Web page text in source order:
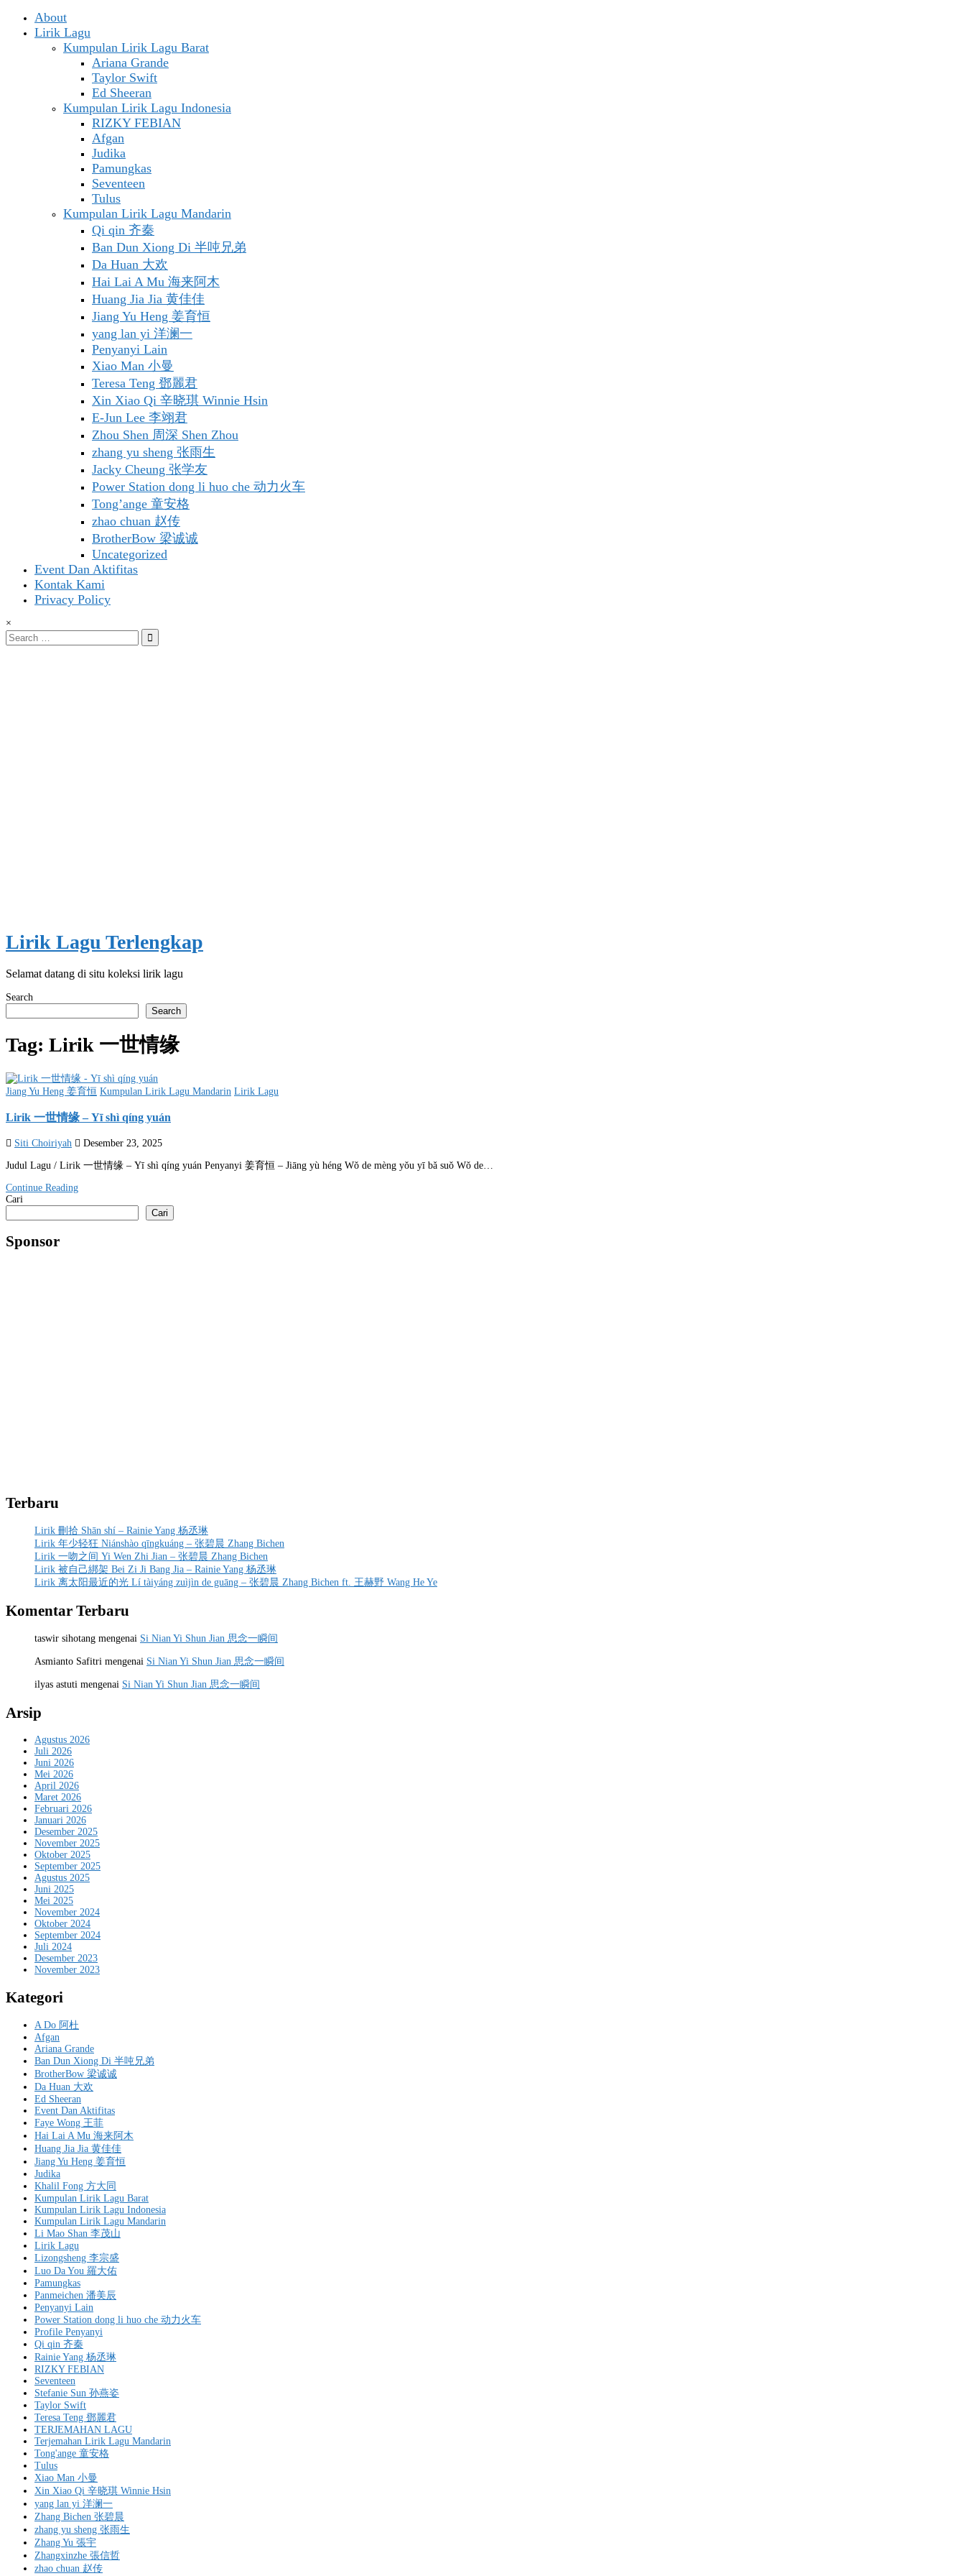
About
Lirik Lagu
Kumpulan Lirik Lagu Barat
Ariana Grande
Taylor Swift
Ed Sheeran
Kumpulan Lirik Lagu Indonesia
RIZKY FEBIAN
Afgan
Judika
Pamungkas
Seventeen
Tulus
Kumpulan Lirik Lagu Mandarin
Qi qin 齐秦
Ban Dun Xiong Di 半吨兄弟
Da Huan 大欢
Hai Lai A Mu 海来阿木
Huang Jia Jia 黄佳佳
Jiang Yu Heng 姜育恒
yang lan yi 洋澜一
Penyanyi Lain
Xiao Man 小曼
Teresa Teng 鄧麗君
Xin Xiao Qi 辛晓琪 Winnie Hsin
E-Jun Lee 李翊君
Zhou Shen 周深 Shen Zhou
zhang yu sheng 张雨生
Jacky Cheung 张学友
Power Station dong li huo che 动力火车
Tong’ange 童安格
zhao chuan 赵传
BrotherBow 梁诚诚
Uncategorized
Event Dan Aktifitas
Kontak Kami
Privacy Policy
×
Search
for:
Lirik Lagu Terlengkap
Selamat datang di situ koleksi lirik lagu
Search
Search
Tag: Lirik 一世情缘
Posted
Jiang Yu Heng 姜育恒 Kumpulan Lirik Lagu Mandarin Lirik Lagu
Lirik 一世情缘 – Yī shì qíng yuán
Siti Choiriyah Desember 23, 2025
Judul Lagu / Lirik 一世情缘 – Yī shì qíng yuán Penyanyi 姜育恒 – Jiāng yù héng Wǒ de mèng yǒu yī bǎ suǒ Wǒ de…
Continue Reading
Cari
Cari
Sponsor
Terbaru
Lirik 刪拾 Shān shí – Rainie Yang 杨丞琳
Lirik 年少轻狂 Niánshào qīngkuáng – 张碧晨 Zhang Bichen
Lirik 一吻之间 Yi Wen Zhi Jian – 张碧晨 Zhang Bichen
Lirik 被自己綁架 Bei Zi Ji Bang Jia – Rainie Yang 杨丞琳
Lirik 离太阳最近的光 Lí tàiyáng zuìjìn de guāng – 张碧晨 Zhang Bichen ft. 王赫野 Wang He Ye
Komentar Terbaru
taswir sihotang mengenai Si Nian Yi Shun Jian 思念一瞬间
Asmianto Safitri mengenai Si Nian Yi Shun Jian 思念一瞬间
ilyas astuti mengenai Si Nian Yi Shun Jian 思念一瞬间
Arsip
Agustus 2026
Juli 2026
Juni 2026
Mei 2026
April 2026
Maret 2026
Februari 2026
Januari 2026
Desember 2025
November 2025
Oktober 2025
September 2025
Agustus 2025
Juni 2025
Mei 2025
November 2024
Oktober 2024
September 2024
Juli 2024
Desember 2023
November 2023
Kategori
A Do 阿杜
Afgan
Ariana Grande
Ban Dun Xiong Di 半吨兄弟
BrotherBow 梁诚诚
Da Huan 大欢
Ed Sheeran
Event Dan Aktifitas
Faye Wong 王菲
Hai Lai A Mu 海来阿木
Huang Jia Jia 黄佳佳
Jiang Yu Heng 姜育恒
Judika
Khalil Fong 方大同
Kumpulan Lirik Lagu Barat
Kumpulan Lirik Lagu Indonesia
Kumpulan Lirik Lagu Mandarin
Li Mao Shan 李茂山
Lirik Lagu
Lizongsheng 李宗盛
Luo Da You 羅大佑
Pamungkas
Panmeichen 潘美辰
Penyanyi Lain
Power Station dong li huo che 动力火车
Profile Penyanyi
Qi qin 齐秦
Rainie Yang 杨丞琳
RIZKY FEBIAN
Seventeen
Stefanie Sun 孙燕姿
Taylor Swift
Teresa Teng 鄧麗君
TERJEMAHAN LAGU
Terjemahan Lirik Lagu Mandarin
Tong'ange 童安格
Tulus
Xiao Man 小曼
Xin Xiao Qi 辛晓琪 Winnie Hsin
yang lan yi 洋澜一
Zhang Bichen 张碧晨
zhang yu sheng 张雨生
Zhang Yu 張宇
Zhangxinzhe 張信哲
zhao chuan 赵传